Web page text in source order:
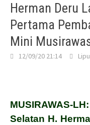
Herman Deru
Pertama
Mini
12/09/20 21:14
Selatan H.